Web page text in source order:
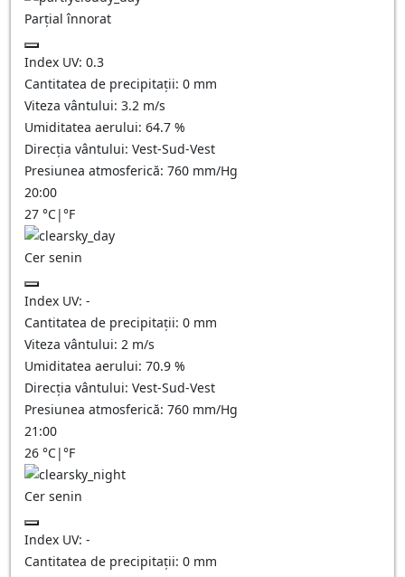
Parțial înnorat
Index UV: 0.3
Cantitatea de precipitații: 0 mm
Viteza vântului: 3.2 m/s
Umiditatea aerului: 64.7 %
Direcția vântului: Vest-Sud-Vest
Presiunea atmosferică: 760 mm/Hg
20:00
27 °C|°F
Cer senin
Index UV: -
Cantitatea de precipitații: 0 mm
Viteza vântului: 2 m/s
Umiditatea aerului: 70.9 %
Direcția vântului: Vest-Sud-Vest
Presiunea atmosferică: 760 mm/Hg
21:00
26 °C|°F
Cer senin
Index UV: -
Cantitatea de precipitații: 0 mm